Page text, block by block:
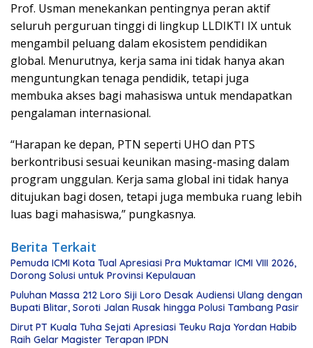
Prof. Usman menekankan pentingnya peran aktif
seluruh perguruan tinggi di lingkup LLDIKTI IX untuk
mengambil peluang dalam ekosistem pendidikan
global. Menurutnya, kerja sama ini tidak hanya akan
menguntungkan tenaga pendidik, tetapi juga
membuka akses bagi mahasiswa untuk mendapatkan
pengalaman internasional.
“Harapan ke depan, PTN seperti UHO dan PTS
berkontribusi sesuai keunikan masing-masing dalam
program unggulan. Kerja sama global ini tidak hanya
ditujukan bagi dosen, tetapi juga membuka ruang lebih
luas bagi mahasiswa,” pungkasnya.
Berita Terkait
Pemuda ICMI Kota Tual Apresiasi Pra Muktamar ICMI VIII 2026,
Dorong Solusi untuk Provinsi Kepulauan
Puluhan Massa 212 Loro Siji Loro Desak Audiensi Ulang dengan
Bupati Blitar, Soroti Jalan Rusak hingga Polusi Tambang Pasir
Dirut PT Kuala Tuha Sejati Apresiasi Teuku Raja Yordan Habib
Raih Gelar Magister Terapan IPDN